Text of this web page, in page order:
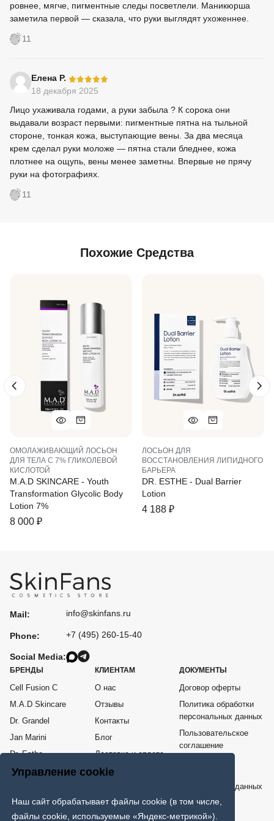
Управление cookie
Наш сайт обрабатывает файлы cookie (в том числе,
файлы cookie, используемые «Яндекс-метрикой»).
ровнее, мягче, пигментные следы посветлели. Маникюрша
заметила первой — сказала, что руки выглядят ухоженнее.
11
Елена Р.
18 декабря 2025
Лицо ухаживала годами, а руки забыла ? К сорока они
выдавали возраст первыми: пигментные пятна на тыльной
стороне, тонкая кожа, выступающие вены. За два месяца
крем сделал руки моложе — пятна стали бледнее, кожа
плотнее на ощупь, вены менее заметны. Впервые не прячу
руки на фотографиях.
11
Похожие Средства
ОМОЛАЖИВАЮЩИЙ ЛОСЬОН
ДЛЯ ТЕЛА С 7% ГЛИКОЛЕВОЙ
КИСЛОТОЙ
M.A.D SKINCARE - Youth
Transformation Glycolic Body
Lotion 7%
8 000 ₽
ЛОСЬОН ДЛЯ
ВОССТАНОВЛЕНИЯ ЛИПИДНОГО
БАРЬЕРА
DR. ESTHE - Dual Barrier
Lotion
4 188 ₽
Mail:
Phone:
Social Media:
info@skinfans.ru
+7 (495) 260-15-40
БРЕНДЫ
Cell Fusion C
M.A.D Skincare
Dr. Grandel
Jan Marini
Dr. Esthe
Me Line
КЛИЕНТАМ
О нас
Отзывы
Контакты
Блог
Доставка и оплата
Возврат товара
ДОКУМЕНТЫ
Договор оферты
Политика обработки
персональных данных
Пользовательское
соглашение
персональных данных
Карта сайта
ИНТЕРНЕТ - МАГАЗИН ПРОФЕССИОНАЛЬНОЙ КОСМЕТИКИ